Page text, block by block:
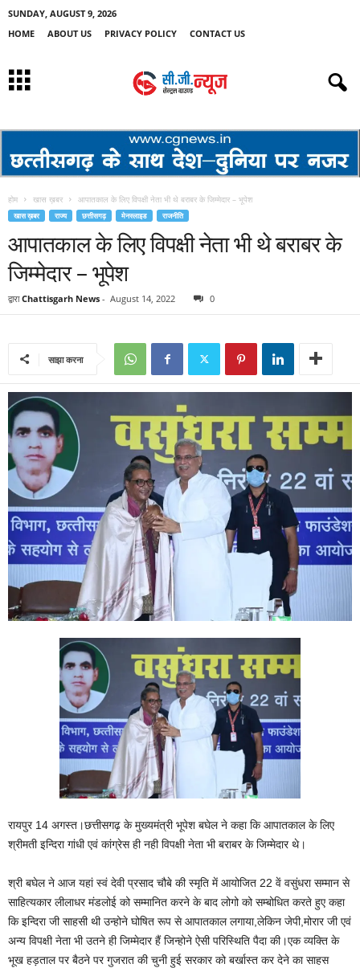
SUNDAY, AUGUST 9, 2026
HOME
ABOUT US PRIVACY POLICY CONTACT US
होम खास ख़बर आपातकाल के लिए विपक्षी नेता भी थे बराबर के जिम्मेदार – भूपेश
खास ख़बर राज्य छत्तीसगढ़ मेनस्लाइड राजनीति
आपातकाल के लिए विपक्षी नेता भी थे बराबर के
जिम्मेदार – भूपेश
द्वारा Chattisgarh News - August 14, 2022 0
साझा करना
रायपुर 14 अगस्त।छत्तीसगढ़ के मुख्यमंत्री भूपेश बघेल ने कहा कि आपातकाल के लिए
श्रीमती इन्दिरा गांधी एवं कांग्रेस ही नही विपक्षी नेता भी बराबर के जिम्मेदार थे।
श्री बघेल ने आज यहां स्वं देवी प्रसाद चौबे की स्मृति में आयोजित 22 वें वसुंधरा सम्मान से
साहित्यकार लीलाधर मंडलोई को सम्मानित करने के बाद लोगो को सम्बोधित करते हुए कहा
कि इन्दिरा जी साहसी थी उन्होने घोषित रूप से आपातकाल लगाया,लेकिन जेपी,मोरार जी एवं
अन्य विपक्षी नेता भी उतने ही जिम्मेदार हैं जिन्होने ऐसी परिस्थिति पैदा की।एक व्यक्ति के
भूख हड़ताल पर बैठने पर गुजरात की चुनी हुई सरकार को बर्खास्त कर देने का साहस